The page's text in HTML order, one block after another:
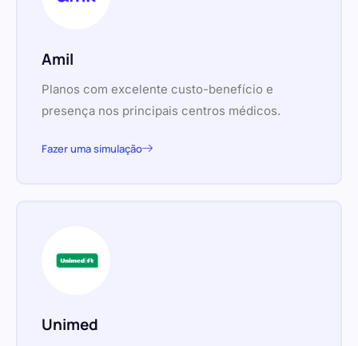
Amil
Planos com excelente custo-benefício e
presença nos principais centros médicos.
Fazer uma simulação
Unimed